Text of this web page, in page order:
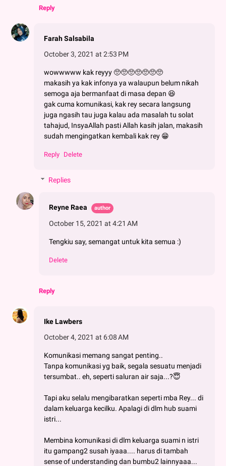
Reply
Farah Salsabila
October 3, 2021 at 2:53 PM
wowwwww kak reyyy 🥺🥺🥺🥺🥺🥺🥺
makasih ya kak infonya ya walaupun belum nikah
semoga aja bermanfaat di masa depan 😆
gak cuma komunikasi, kak rey secara langsung
juga ngasih tau juga kalau ada masalah tu solat
tahajud, InsyaAllah pasti Allah kasih jalan, makasih
sudah mengingatkan kembali kak rey 😁
Reply Delete
Replies
Reyne Raea
October 15, 2021 at 4:21 AM
Tengkiu say, semangat untuk kita semua :)
Delete
Reply
Ike Lawbers
October 4, 2021 at 6:08 AM
Komunikasi memang sangat penting..
Tanpa komunikasi yg baik, segala sesuatu menjadi
tersumbat.. eh, seperti saluran air saja...?😇
Tapi aku selalu mengibaratkan seperti mba Rey... di
dalam keluarga kecilku. Apalagi di dlm hub suami
istri...
Membina komunikasi di dlm keluarga suami n istri
itu gampang2 susah iyaaa.... harus di tambah
sense of understanding dan bumbu2 lainnyaaa...